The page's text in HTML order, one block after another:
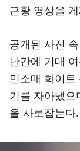
근황 영상을
공개된 사진
난간에 기대
민소매 화이트
기를 자아냈으
을 사로잡는다.